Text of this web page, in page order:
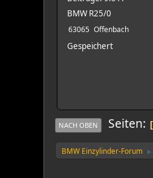
BMW R25/0
63065 Offenbach
Gespeichert
NACH OBEN Seiten
BMW Einzylinder-Forum ►